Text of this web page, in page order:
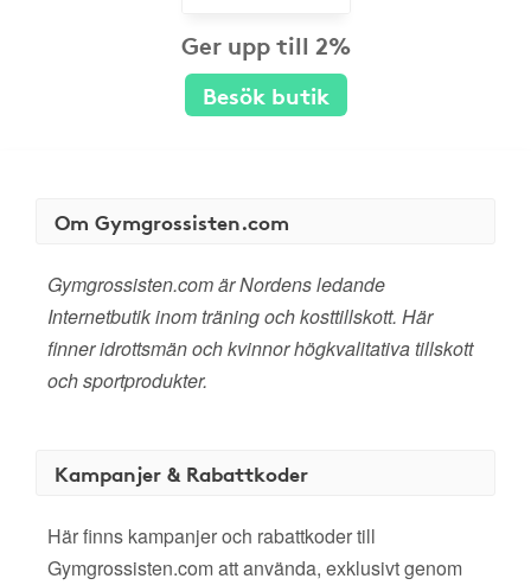
Ger upp till 2%
Besök butik
Om Gymgrossisten.com
Gymgrossisten.com är Nordens ledande
Internetbutik inom träning och kosttillskott. Här
finner idrottsmän och kvinnor högkvalitativa tillskott
och sportprodukter.
Kampanjer & Rabattkoder
Här finns kampanjer och rabattkoder till
Gymgrossisten.com att använda, exklusivt genom